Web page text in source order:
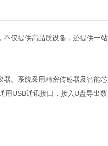
不仅提供高品质设备，还提供一站
。系统采用精密传感器及智能芯
用USB通讯接口，接入U盘导出数